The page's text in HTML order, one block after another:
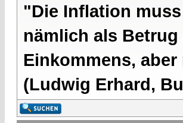
"Die Inflation
nämlich als Betrug
Einkommens,
(Ludwig Erhard,